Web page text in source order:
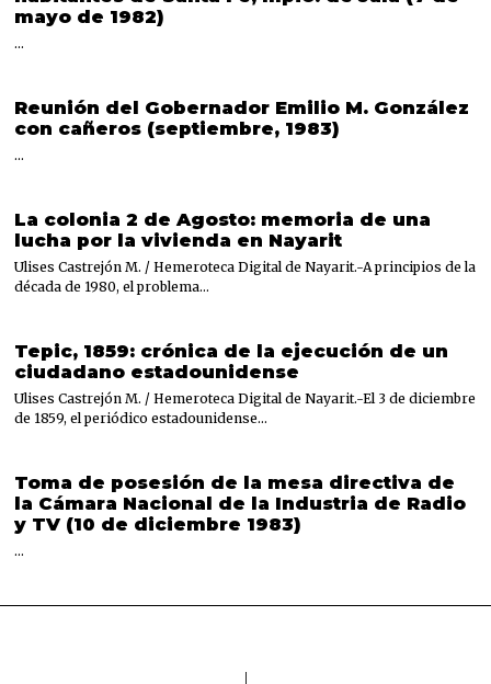
mayo de 1982)
…
Reunión del Gobernador Emilio M. González
con cañeros (septiembre, 1983)
…
La colonia 2 de Agosto: memoria de una
lucha por la vivienda en Nayarit
Ulises Castrejón M. / Hemeroteca Digital de Nayarit.-A principios de la
década de 1980, el problema…
Tepic, 1859: crónica de la ejecución de un
ciudadano estadounidense
Ulises Castrejón M. / Hemeroteca Digital de Nayarit.-El 3 de diciembre
de 1859, el periódico estadounidense…
Toma de posesión de la mesa directiva de
la Cámara Nacional de la Industria de Radio
y TV (10 de diciembre 1983)
…